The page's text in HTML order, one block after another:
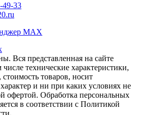
49-33
MAX
Вся представленная на сайте
технические характеристики,
товаров, носит
и ни при каких условиях не
офертой. Обработка персональных
в соответствии с Политикой